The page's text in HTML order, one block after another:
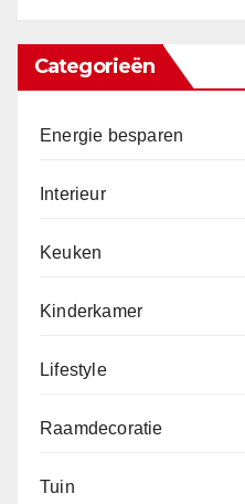
Categorieën
Energie besparen
Interieur
Keuken
Kinderkamer
Lifestyle
Raamdecoratie
Tuin